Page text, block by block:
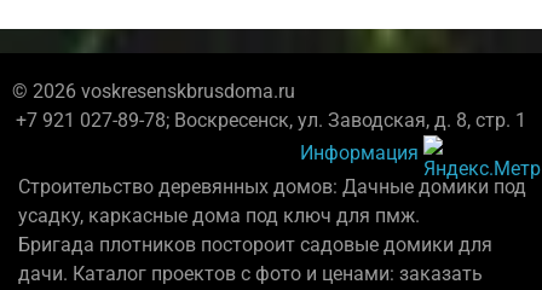
© 2026 voskresenskbrusdoma.ru
+7 921 027-89-78; Воскресенск, ул. Заводская, д. 8, стр. 1
Информация
Строительство деревянных домов: Дачные домики под
усадку, каркасные дома под ключ для пмж.
Бригада плотников постороит садовые домики для
дачи. Каталог проектов с фото и ценами: заказать